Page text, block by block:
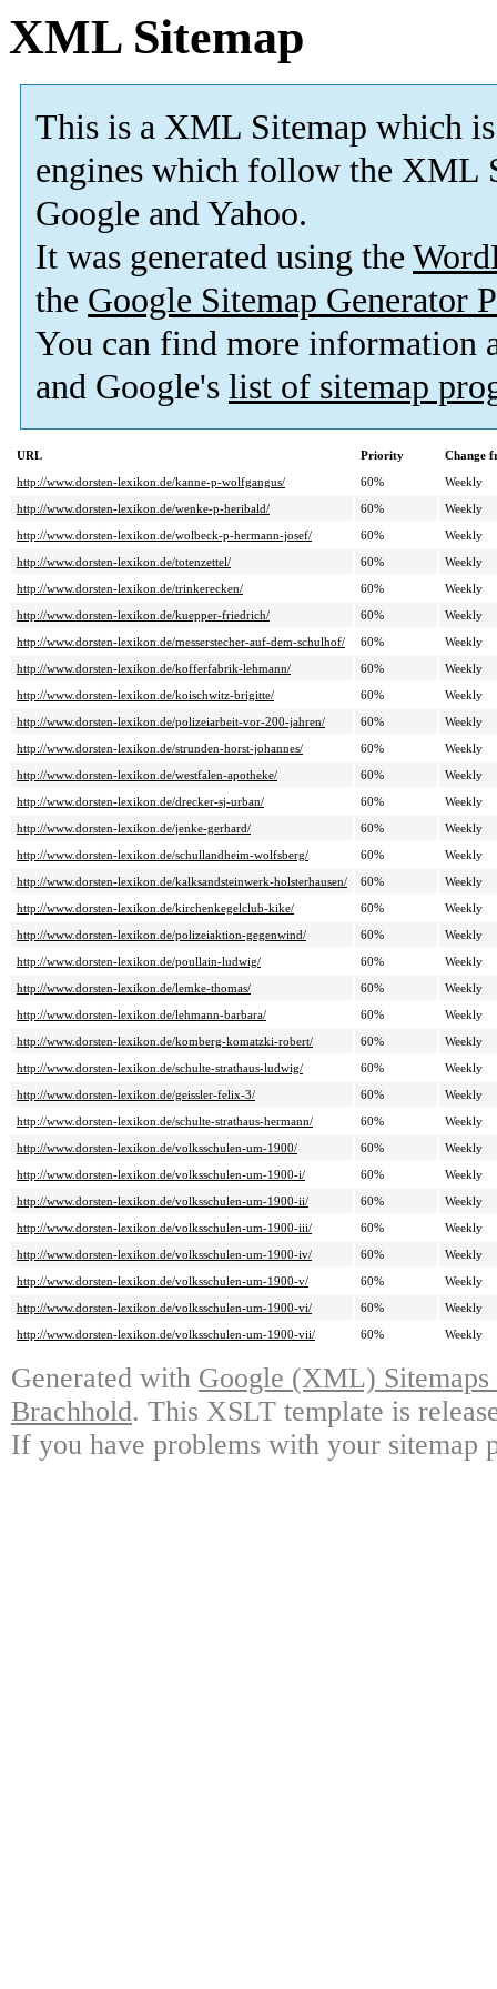
XML Sitemap
This is a XML Sitemap which is
engines which follow the XML
Google and Yahoo.
It was generated using the
the Google Sitemap Generator
You can find more information
and Google's list of sitemap
URL Priority
Change
http://www.dorsten-lexikon.de/kanne-p-wolfgangus/
60%
Weekly
http://www.dorsten-lexikon.de/wenke-p-heribald/
60%
Weekly
http://www.dorsten-lexikon.de/wolbeck-p-hermann-josef/
60%
Weekly
http://www.dorsten-lexikon.de/totenzettel/
60%
Weekly
http://www.dorsten-lexikon.de/trinkerecken/
60%
Weekly
http://www.dorsten-lexikon.de/kuepper-friedrich/
60%
Weekly
http://www.dorsten-lexikon.de/messerstecher-auf-dem-schulhof/
60%
Weekly
http://www.dorsten-lexikon.de/kofferfabrik-lehmann/
60%
Weekly
http://www.dorsten-lexikon.de/koischwitz-brigitte/
60%
Weekly
http://www.dorsten-lexikon.de/polizeiarbeit-vor-200-jahren/
60%
Weekly
http://www.dorsten-lexikon.de/strunden-horst-johannes/
60%
Weekly
http://www.dorsten-lexikon.de/westfalen-apotheke/
60%
Weekly
http://www.dorsten-lexikon.de/drecker-sj-urban/
60%
Weekly
http://www.dorsten-lexikon.de/jenke-gerhard/
60%
Weekly
http://www.dorsten-lexikon.de/schullandheim-wolfsberg/
60%
Weekly
http://www.dorsten-lexikon.de/kalksandsteinwerk-holsterhausen/
60%
Weekly
http://www.dorsten-lexikon.de/kirchenkegelclub-kike/
60%
Weekly
http://www.dorsten-lexikon.de/polizeiaktion-gegenwind/
60%
Weekly
http://www.dorsten-lexikon.de/poullain-ludwig/
60%
Weekly
http://www.dorsten-lexikon.de/lemke-thomas/
60%
Weekly
http://www.dorsten-lexikon.de/lehmann-barbara/
60%
Weekly
http://www.dorsten-lexikon.de/komberg-komatzki-robert/
60%
Weekly
http://www.dorsten-lexikon.de/schulte-strathaus-ludwig/
60%
Weekly
http://www.dorsten-lexikon.de/geissler-felix-3/
60%
Weekly
http://www.dorsten-lexikon.de/schulte-strathaus-hermann/
60%
Weekly
http://www.dorsten-lexikon.de/volksschulen-um-1900/
60%
Weekly
http://www.dorsten-lexikon.de/volksschulen-um-1900-i/
60%
Weekly
http://www.dorsten-lexikon.de/volksschulen-um-1900-ii/
60%
Weekly
http://www.dorsten-lexikon.de/volksschulen-um-1900-iii/
60%
Weekly
http://www.dorsten-lexikon.de/volksschulen-um-1900-iv/
60%
Weekly
http://www.dorsten-lexikon.de/volksschulen-um-1900-v/
60%
Weekly
http://www.dorsten-lexikon.de/volksschulen-um-1900-vi/
60%
Weekly
http://www.dorsten-lexikon.de/volksschulen-um-1900-vii/
60% Weekly
Generated with Google (XML)
Brachhold. This XSLT template is
If you have problems with your sitemap